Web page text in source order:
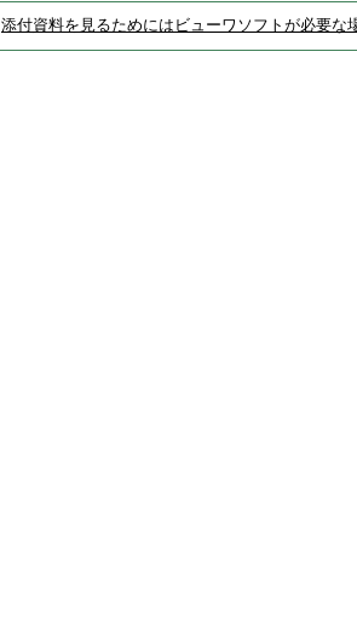
添付資料を見るためにはビューワソフトが必要な